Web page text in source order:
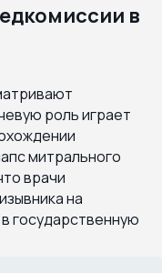
в
роль играет
митрального
врачи
на
государственную